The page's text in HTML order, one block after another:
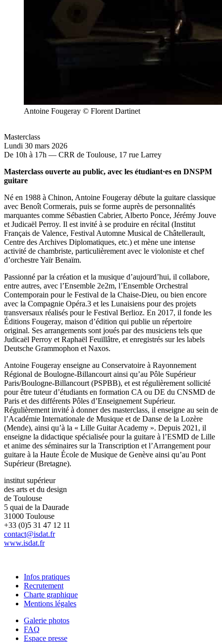
Antoine Fougeray © Florent Dartinet
Masterclass
Lundi 30 mars 2026
De 10h à 17h — CRR de Toulouse, 17 rue Larrey
Masterclass ouverte au public, avec les étudiant·es en DNSPM
guitare
Né en 1988 à Chinon, Antoine Fougeray débute la guitare classique
avec Benoît Cormerais, puis se forme auprès de personnalités
marquantes comme Sébastien Cabrier, Alberto Ponce, Jérémy Jouve
et Judicaël Perroy. Il est invité à se produire en récital (Institut
Français de Valence, Festival Automne Musical de Châtellerault,
Centre des Archives Diplomatiques, etc.) et mène une intense
activité de chambriste, particulièrement avec le violoniste et chef
d’orchestre Yaïr Benaïm.
Passionné par la création et la musique d’aujourd’hui, il collabore,
entre autres, avec l’Ensemble 2e2m, l’Ensemble Orchestral
Contemporain pour le Festival de la Chaise-Dieu, ou bien encore
avec la Compagnie Opéra.3 et les Lunaisiens pour des projets
transversaux réalisés pour le Festival Berlioz. En 2017, il fonde les
Éditions Fougeray, maison d’édition qui publie un répertoire
original. Ses arrangements sont joués par des musiciens tels que
Judicaël Perroy et Raphaël Feuillâtre, et enregistrés sur les labels
Deutsche Grammophon et Naxos.
Antoine Fougeray enseigne au Conservatoire à Rayonnement
Régional de Boulogne-Billancourt ainsi qu’au Pôle Supérieur
Paris/Boulogne-Billancourt (PSPBB), et est régulièrement sollicité
pour être tuteur d’étudiants en formation CA ou DE du CNSMD de
Paris et des différents Pôles d’Enseignement Supérieur.
Régulièrement invité à donner des masterclass, il enseigne au sein de
l’Académie Internationale de Musique et de Danse de la Lozère
(Mende), ainsi qu’à la « Lille Guitar Academy ». Depuis 2021, il
enseigne la didactique spécialisée pour la guitare à l’ESMD de Lille
et anime des séminaires sur la Transcription et l’Arrangement pour
guitare à la Haute École de Musique de Genève ainsi qu’au Pont
Supérieur (Bretagne).
institut supérieur
des arts et du design
de Toulouse
5 quai de la Daurade
31000 Toulouse
+33 (0)5 31 47 12 11
contact@isdat.fr
www.isdat.fr
Infos pratiques
Recrutement
Charte graphique
Mentions légales
Galerie photos
FAQ
Espace presse